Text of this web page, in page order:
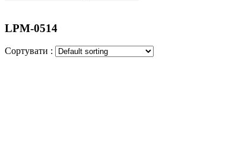
LPM-0514
Сортувати :